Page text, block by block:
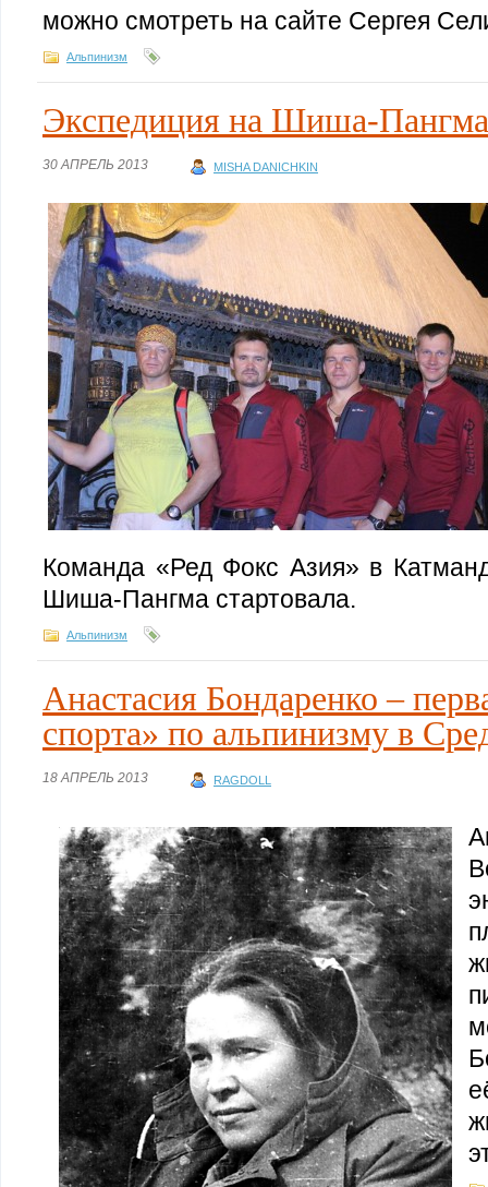
можно смотреть на сайте Сергея
Альпинизм
Экспедиция на Шиша-Пангма
30 АПРЕЛЬ 2013 MISHA DANICHKIN
Команда «Ред Фокс Азия» в
Шиша-Пангма стартовала.
Альпинизм
Анастасия Бондаренко –
спорта» по альпинизму в
18 АПРЕЛЬ 2013 RAGDOLL